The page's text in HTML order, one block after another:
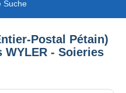
Suche
Postal Pétain)
WYLER - Soieries